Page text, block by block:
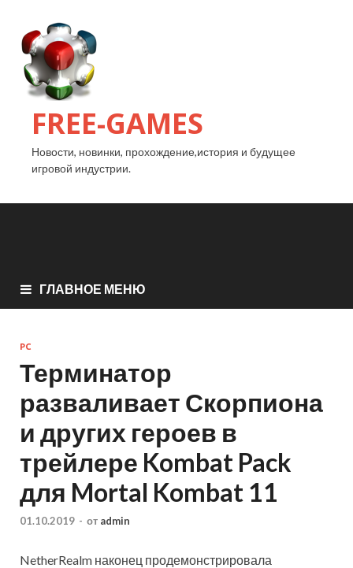
FREE-GAMES
Новости, новинки, прохождение,история и будущее
игровой индустрии.
ГЛАВНОЕ МЕНЮ
PC
Терминатор
разваливает Скорпиона
и других героев в
трейлере Kombat Pack
для Mortal Kombat 11
01.10.2019 - от admin
NetherRealm наконец продемонстрировала